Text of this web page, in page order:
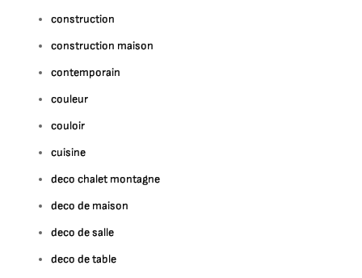
construction
construction maison
contemporain
couleur
couloir
cuisine
deco chalet montagne
deco de maison
deco de salle
deco de table